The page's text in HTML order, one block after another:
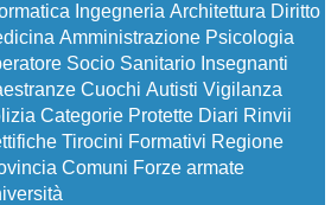
Ingegneria Architettura Diritto
Amministrazione Psicologia
Socio Sanitario Insegnanti
Cuochi Autisti Vigilanza
Categorie Protette Diari Rinvii
Tirocini Formativi Regione
Comuni Forze armate